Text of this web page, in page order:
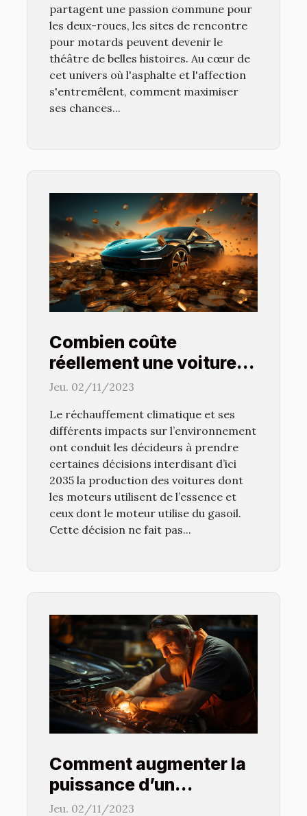
partagent une passion commune pour
les deux-roues, les sites de rencontre
pour motards peuvent devenir le
théâtre de belles histoires. Au cœur de
cet univers où l'asphalte et l'affection
s'entremêlent, comment maximiser
ses chances...
Combien coûte
réellement une voiture
électrique ?
Jeu. 02/11/2023
Le réchauffement climatique et ses
différents impacts sur l’environnement
ont conduit les décideurs à prendre
certaines décisions interdisant d’ici
2035 la production des voitures dont
les moteurs utilisent de l’essence et
ceux dont le moteur utilise du gasoil.
Cette décision ne fait pas...
Comment augmenter la
puissance d’un
véhicule ?
Jeu. 02/11/2023